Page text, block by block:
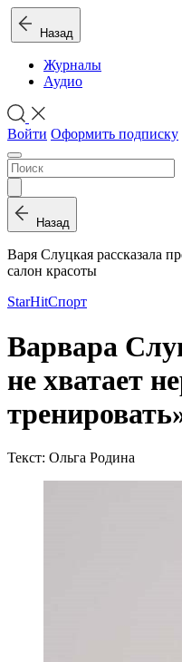
Назад
Журналы
Аудио
Войти Оформить подписку
Назад
Варя Слуцкая рассказала
салон красоты
StarHitСпорт
Варвара
не хватает
Текст: Ольга Родина